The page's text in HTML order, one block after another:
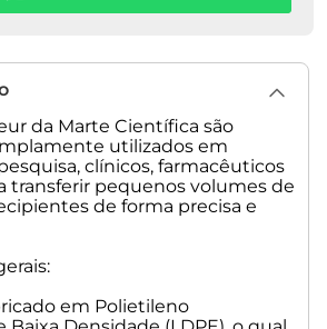
280x250x150 mm
da Marte Científica são
utilizados em
clínicos, farmacêuticos
transferir pequenos volumes de
de forma precisa e
em Polietileno